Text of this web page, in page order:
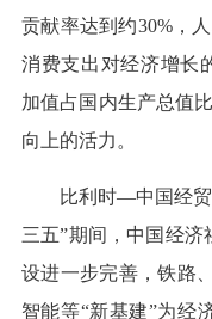
贡献率达到约30%，
消费支出对经济增长
加值占国内生产总值
向上的活力。
比利时—中国经
三五”期间，中国经济
设进一步完善，铁路
智能等“新基建”为经